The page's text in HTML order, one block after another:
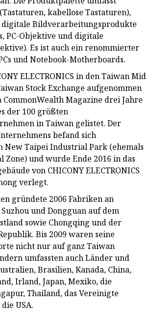
kabellose Tastaturen),
digitale Bildverarbeitungsprodukte
PC-Objektive und digitale
Es ist auch ein renommierter
und Notebook-Motherboards.
ELECTRONICS in den Taiwan Mid
Stock Exchange aufgenommen
Magazine drei Jahre
der 100 größten
in Taiwan gelistet. Der
befand sich
Taipei Industrial Park (ehemals
und wurde Ende 2016 in das
von CHICONY ELECTRONICS
verlegt.
gründete 2006 Fabriken an
und Dongguan auf dem
sowie Chongqing und der
Bis 2009 waren seine
nicht nur auf ganz Taiwan
umfassten auch Länder und
Brasilien, Kanada, China,
Irland, Japan, Mexiko, die
Thailand, das Vereinigte
USA.